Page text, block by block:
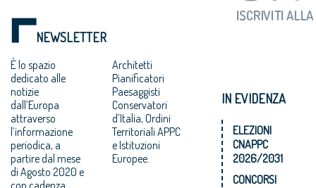
NEWSLETTER
Èlo spazio
dedicato alle
notizie
dall’Europa
attraverso
l’informazione
periodica, a
partire dal mese
di Agosto 2020 e
con cadenza
Architetti
Pianificatori
Paesaggisti
Conservatori
d’Italia, Ordini
Territoriali APPC
e Istituzioni
Europee.
IN EVIDENZA
ELEZIONI
CNAPPC
2026/2031
CONCORSI